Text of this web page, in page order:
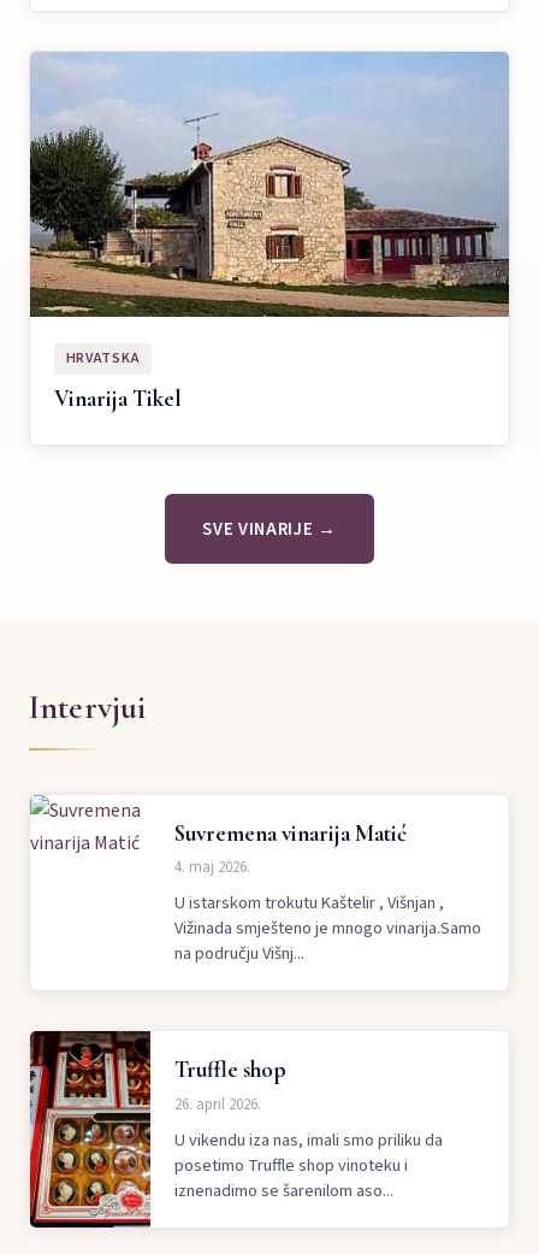
HRVATSKA
Vinarija Tikel
SVE VINARIJE →
Intervjui
Suvremena vinarija Matić
4. maj 2026.
U istarskom trokutu Kaštelir , Višnjan ,
Vižinada smješteno je mnogo vinarija.Samo
na području Višnj...
Truffle shop
26. april 2026.
U vikendu iza nas, imali smo priliku da
posetimo Truffle shop vinoteku i
iznenadimo se šarenilom aso...